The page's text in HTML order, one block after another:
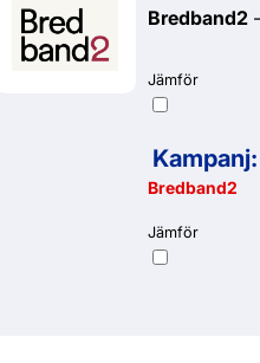
Bredband2
Jämför
Kampanj:
Bredband2
Jämför